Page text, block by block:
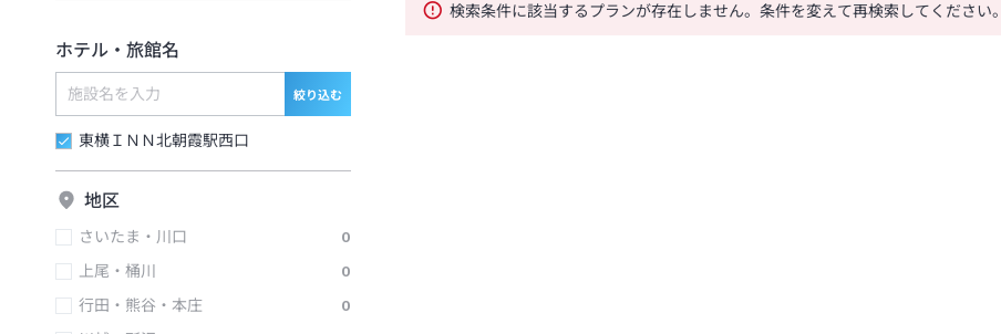
ホテル・旅館名
絞り込む
東横ＩＮＮ北朝霞駅西口
地区
さいたま・川口
0
上尾・桶川
0
行田・熊谷・本庄
0
検索条件に該当するプランが存在しません。条件を変えて再検索してください。